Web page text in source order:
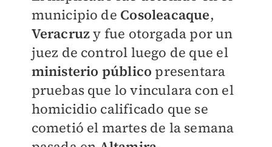
municipio de Cosoleacaque,
Veracruzy fue otorgada por un
juez de control luego de que el
ministerio público presentara
pruebas que lo vinculara con el
homicidio calificado que se
cometió el martes de la semana